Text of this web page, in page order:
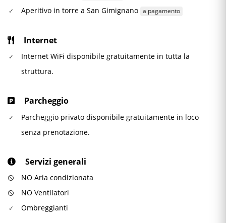
Aperitivo in torre a San Gimignano a pagamento
Internet
Internet WiFi disponibile gratuitamente in tutta la
struttura.
Parcheggio
Parcheggio privato disponibile gratuitamente in loco
senza prenotazione.
Servizi generali
NO Aria condizionata
NO Ventilatori
Ombreggianti